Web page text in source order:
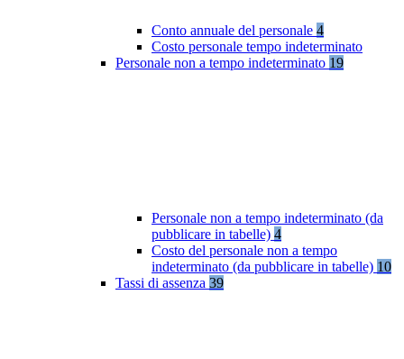
Conto annuale del personale 4
Costo personale tempo indeterminato
Personale non a tempo indeterminato 19
Personale non a tempo indeterminato (da
pubblicare in tabelle) 4
Costo del personale non a tempo
indeterminato (da pubblicare in tabelle) 10
Tassi di assenza 39